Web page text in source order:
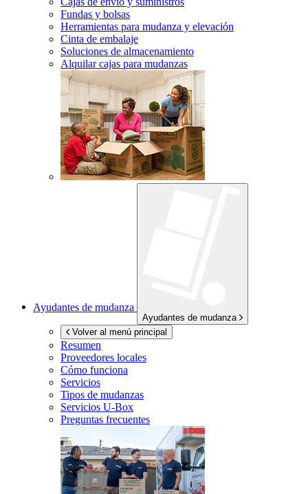
Fundas y bolsas
Herramientas para mudanza y elevación
Cinta de embalaje
Soluciones de almacenamiento
Alquilar cajas para mudanzas
Ayudantes de mudanza
Ayudantes de mudanza
Volver al menú principal
Resumen
Proveedores locales
Cómo funciona
Servicios
Tipos de mudanzas
Servicios U-Box
Preguntas frecuentes